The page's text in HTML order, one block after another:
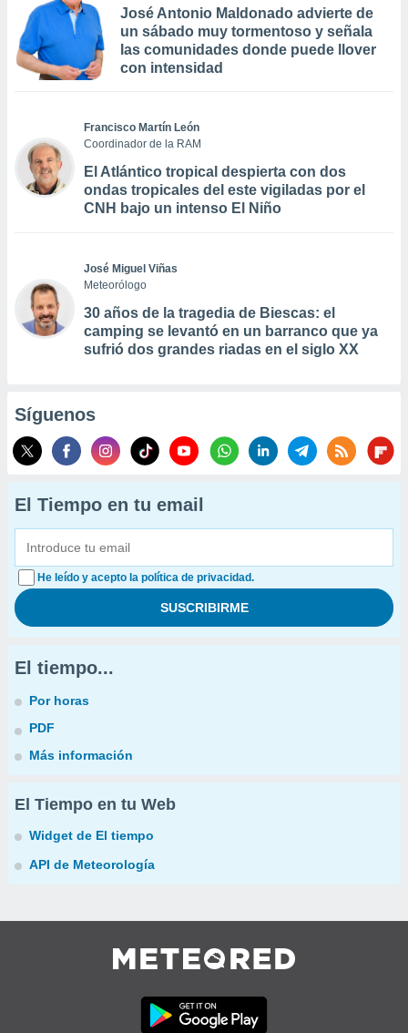
José Antonio Maldonado advierte de
un sábado muy tormentoso y señala
las comunidades donde puede llover
con intensidad
Francisco Martín León
Coordinador de la RAM
El Atlántico tropical despierta con dos
ondas tropicales del este vigiladas por el
CNH bajo un intenso El Niño
José Miguel Viñas
Meteorólogo
30 años de la tragedia de Biescas: el
camping se levantó en un barranco que ya
sufrió dos grandes riadas en el siglo XX
Síguenos
El Tiempo en tu email
He leído y acepto la política de privacidad.
El tiempo...
Por horas
PDF
Más información
El Tiempo en tu Web
Widget de El tiempo
API de Meteorología